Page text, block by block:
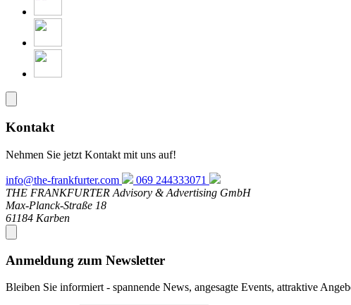
Kontakt
Nehmen Sie jetzt Kontakt mit uns auf!
info@the-frankfurter.com
069 244333071
THE FRANKFURTER Advisory & Advertising GmbH
Max-Planck-Straße 18
61184 Karben
Anmeldung zum Newsletter
Bleiben Sie informiert - spannende News, angesagte Events, attraktive